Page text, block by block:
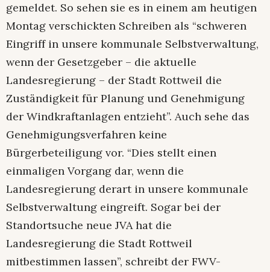
gemeldet. So sehen sie es in einem am heutigen
Montag verschickten Schreiben als “schweren
Eingriff in unsere kommunale Selbstverwaltung,
wenn der Gesetzgeber – die aktuelle
Landesregierung – der Stadt Rottweil die
Zuständigkeit für Planung und Genehmigung
der Windkraftanlagen entzieht”. Auch sehe das
Genehmigungsverfahren keine
Bürgerbeteiligung vor. “Dies stellt einen
einmaligen Vorgang dar, wenn die
Landesregierung derart in unsere kommunale
Selbstverwaltung eingreift. Sogar bei der
Standortsuche neue JVA hat die
Landesregierung die Stadt Rottweil
mitbestimmen lassen”, schreibt der FWV-